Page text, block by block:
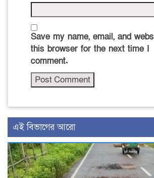
Save my name, email, and
this browser for the next time I
comment.
এই বিভাগের আরো